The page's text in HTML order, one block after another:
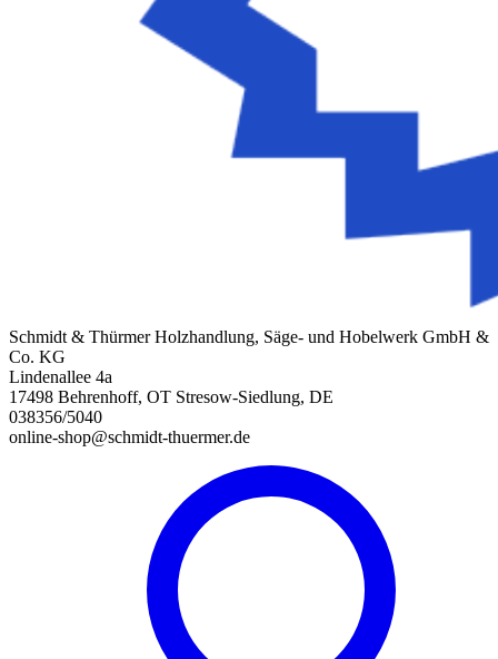
Schmidt & Thürmer Holzhandlung, Säge- und Hobelwerk GmbH &
Co. KG
Lindenallee 4a
17498 Behrenhoff, OT Stresow-Siedlung, DE
038356/5040
online-shop@schmidt-thuermer.de